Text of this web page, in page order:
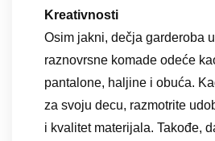
Kreativnosti
Osim jakni, dečja garderoba
raznovrsne komade odeće
pantalone, haljine i obuća.
za svoju decu, razmotrite
i kvalitet materijala. Takođe,